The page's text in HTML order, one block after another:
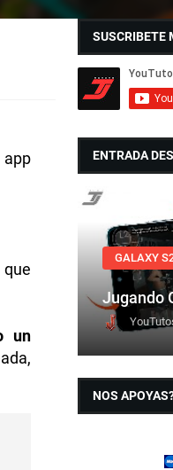
un
SUSCRIBETE
ENTRADA
GALAXY
Jugando
NOS